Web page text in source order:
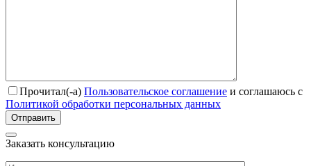
Прочитал(-а) Пользовательское соглашение и соглашаюсь с
Политикой обработки персональных данных
Отправить
Заказать консультацию